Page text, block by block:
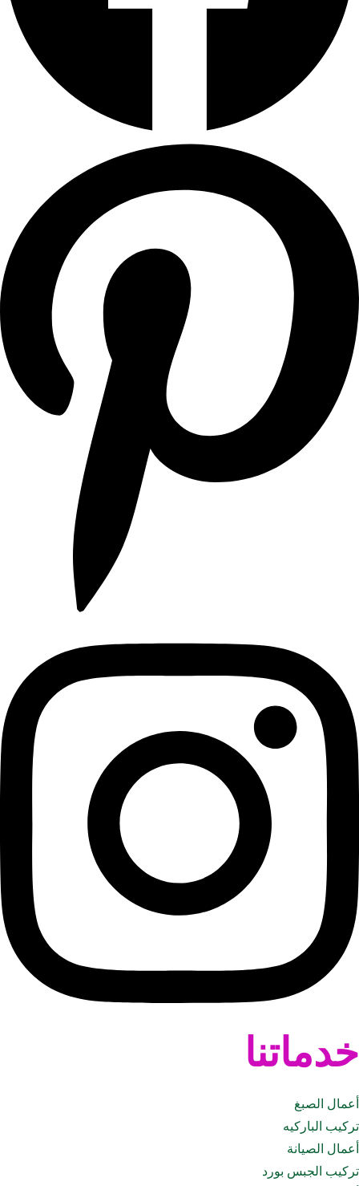
خدماتنا
أعمال الصبغ
تركيب الباركيه
أعمال الصيانة
تركيب الجبس بورد